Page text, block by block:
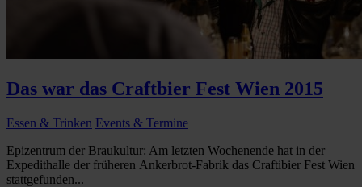
Das war das Craftbier Fest Wien 2015
Essen & Trinken Events & Termine
Epizentrum der Braukultur: Am letzten Wochenende hat in der
Expedithalle der früheren Ankerbrot-Fabrik das Craftibier Fest Wien
stattgefunden...